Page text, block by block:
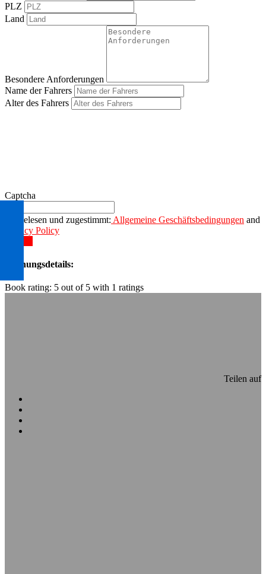
PLZ
Land
Besondere Anforderungen
Name der Fahrers
Alter des Fahrers
Captcha
Gelesen und zugestimmt: Allgemeine Geschäftsbedingungen and
Privacy Policy
Buchungsdetails:
Book rating: 5 out of 5 with 1 ratings
Teilen auf